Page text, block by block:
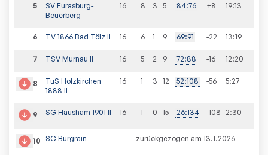
5
SV Eurasburg-
Beuerberg
16 8 3 5 84:76 +8 19:13
6 TV 1866 Bad Tölz II 16 6 1 9 69:91 -22 13:19
7 TSV Murnau II 16 5 2 9 72:88 -16 12:20
8
TuS Holzkirchen
1888 II
16 1 3 12 52:108 -56 5:27
9 SG Hausham 1901 II 16 1 0 15 26:134 -108 2:30
10 SC Burgrain zurückgezogen am 13.1.2026